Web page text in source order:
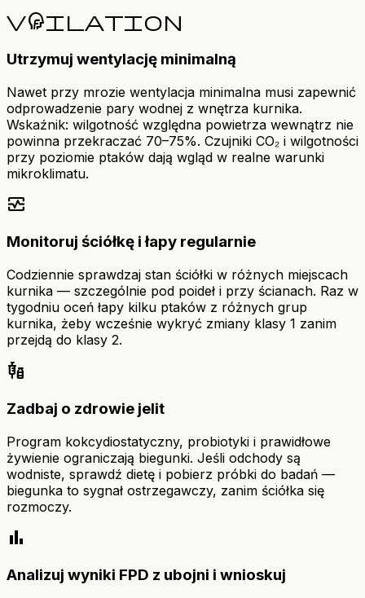
ventilation
Utrzymuj wentylację minimalną
Nawet przy mrozie wentylacja minimalna musi zapewnić
odprowadzenie pary wodnej z wnętrza kurnika.
Wskaźnik: wilgotność względna powietrza wewnątrz nie
powinna przekraczać 70–75%. Czujniki CO₂ i wilgotności
przy poziomie ptaków dają wgląd w realne warunki
mikroklimatu.
monitor_heart
Monitoruj ściółkę i łapy regularnie
Codziennie sprawdzaj stan ściółki w różnych miejscach
kurnika — szczególnie pod poideł i przy ścianach. Raz w
tygodniu oceń łapy kilku ptaków z różnych grup
kurnika, żeby wcześnie wykryć zmiany klasy 1 zanim
przejdą do klasy 2.
vaccines
Zadbaj o zdrowie jelit
Program kokcydiostatyczny, probiotyki i prawidłowe
żywienie ograniczają biegunki. Jeśli odchody są
wodniste, sprawdź dietę i pobierz próbki do badań —
biegunka to sygnał ostrzegawczy, zanim ściółka się
rozmoczy.
bar_chart
Analizuj wyniki FPD z ubojni i wnioskuj